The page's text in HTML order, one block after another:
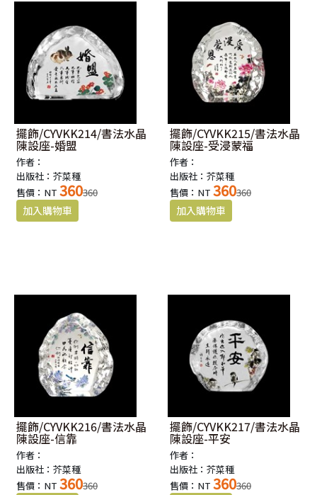
擺飾/CYVKK214/書法水晶
陳設座-婚盟
作者：
出版社：芥菜種
售價：NT 360360
擺飾/CYVKK215/書法水晶
陳設座-受浸蒙福
作者：
出版社：芥菜種
售價：NT 360360
擺飾/CYVKK216/書法水晶
陳設座-信靠
作者：
出版社：芥菜種
售價：NT 360360
擺飾/CYVKK217/書法水晶
陳設座-平安
作者：
出版社：芥菜種
售價：NT 360360